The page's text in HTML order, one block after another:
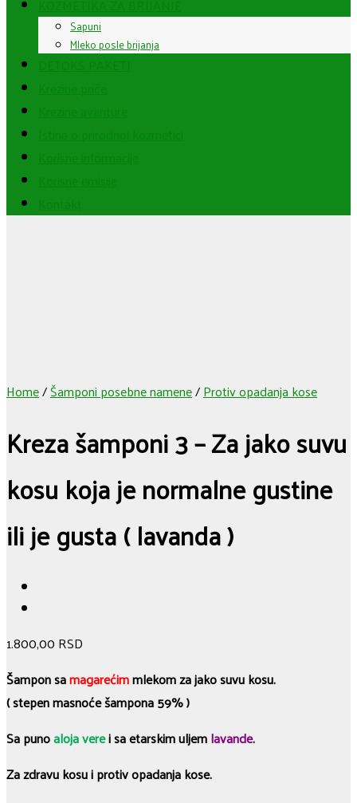
Sapuni
Mleko posle brijanja
Home/Šamponi posebne namene/Protiv opadanja kose
Kreza šamponi 3 – Za jako suvu
kosu koja je normalne gustine
ili je gusta ( lavanda )
1.800,00 RSD
Šampon samagarećimmlekom za jako suvu kosu.
( stepen masnoće šampona 59% )
Sa punoaloja verei sa etarskim uljemlavande.
Za zdravu kosu i protiv opadanja kose.